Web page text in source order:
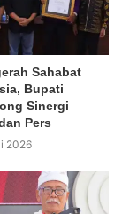
Sahabat
Bupati
Sinergi
Pers
2026